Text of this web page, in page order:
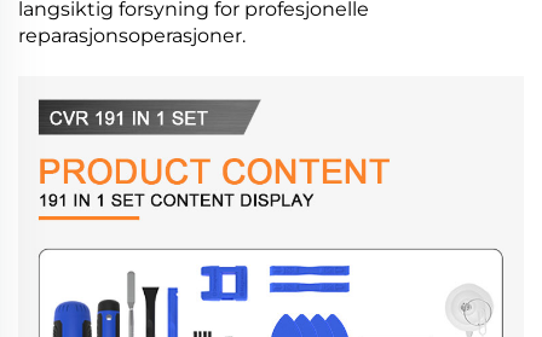
langsiktig forsyning for profesjonelle
reparasjonsoperasjoner.